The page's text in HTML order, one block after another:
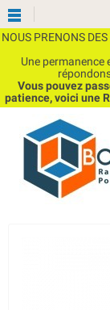
NOUS PRENONS
Une permanence
Vous pouvez
patience, voici une